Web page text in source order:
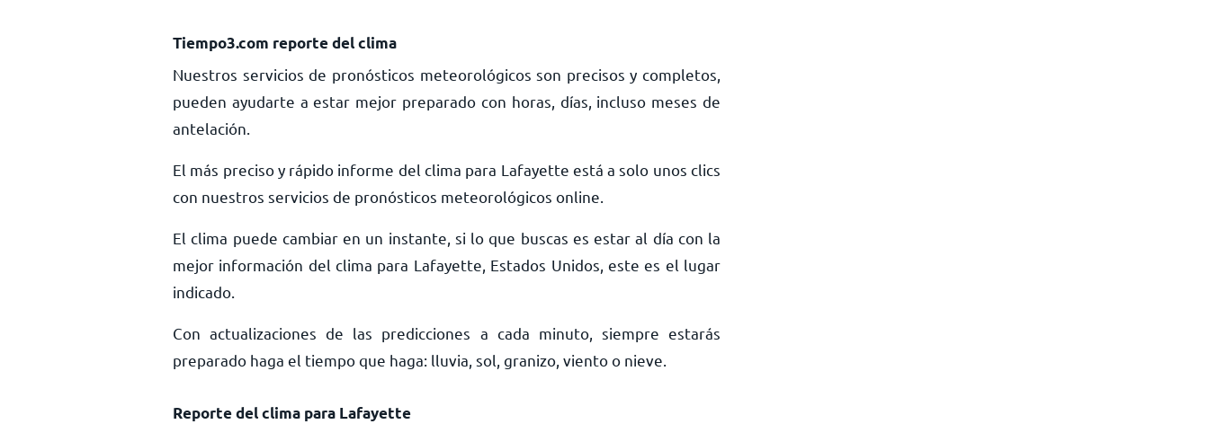
Tiempo3.com reporte del clima
Nuestros servicios de pronósticos meteorológicos son precisos y completos,
pueden ayudarte a estar mejor preparado con horas, días, incluso meses de
antelación.
El más preciso y rápido informe del clima para Lafayette está a solo unos clics
con nuestros servicios de pronósticos meteorológicos online.
El clima puede cambiar en un instante, si lo que buscas es estar al día con la
mejor información del clima para Lafayette, Estados Unidos, este es el lugar
indicado.
Con actualizaciones de las predicciones a cada minuto, siempre estarás
preparado haga el tiempo que haga: lluvia, sol, granizo, viento o nieve.
Reporte del clima para Lafayette